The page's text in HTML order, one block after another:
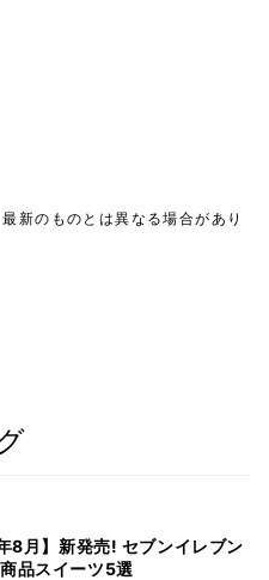
新のものとは異なる場合があり
8月】新発売! セブンイレブン
品スイーツ5選